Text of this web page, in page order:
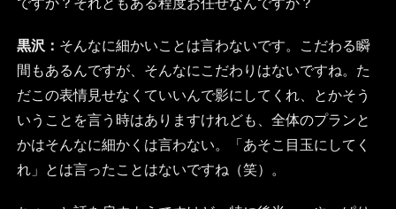
ですか？それともある程度お任せなんですか？
黒沢： そんなに細かいことは言わないです。こだわる瞬
間もあるんですが、そんなにこだわりはないですね。た
だこの表情見せなくていいんで影にしてくれ、とかそう
いうことを言う時はありますけれども、全体のプランと
かはそんなに細かくは言わない。「あそこ目玉にしてく
れ」とは言ったことはないですね（笑）。